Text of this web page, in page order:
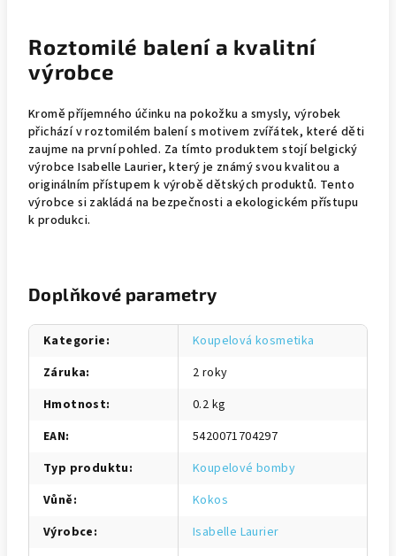
Roztomilé balení a kvalitní
výrobce
Kromě příjemného účinku na pokožku a smysly, výrobek
přichází v roztomilém balení s motivem zvířátek, které děti
zaujme na první pohled. Za tímto produktem stojí belgický
výrobce Isabelle Laurier, který je známý svou kvalitou a
originálním přístupem k výrobě dětských produktů. Tento
výrobce si zakládá na bezpečnosti a ekologickém přístupu
k produkci.
Doplňkové parametry
Kategorie:
Koupelová kosmetika
Záruka:
2 roky
Hmotnost:
0.2 kg
EAN:
5420071704297
Typ produktu:
Koupelové bomby
Vůně:
Kokos
Výrobce:
Isabelle Laurier